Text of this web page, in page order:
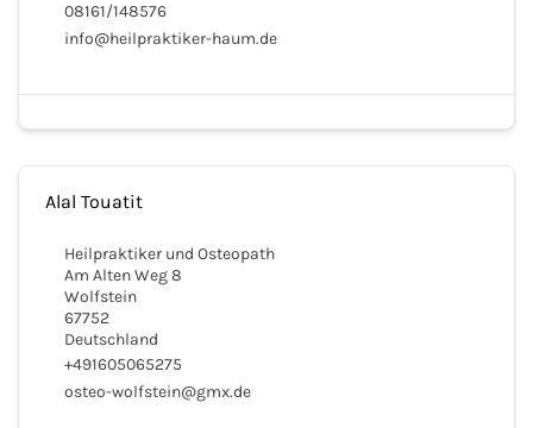
08161/148576
info@heilpraktiker-haum.de
Alal Touatit
Heilpraktiker und Osteopath
Am Alten Weg 8
Wolfstein
67752
Deutschland
+491605065275
osteo-wolfstein@gmx.de